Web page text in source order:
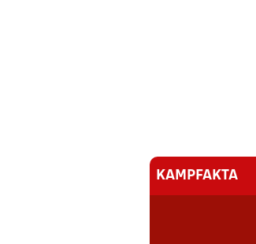
KAMPFAKTA